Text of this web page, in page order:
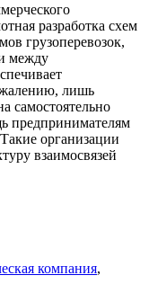
разработка схем
грузоперевозок,
между
лишь
самостоятельно
предпринимателям
организации
взаимосвязей
компания,